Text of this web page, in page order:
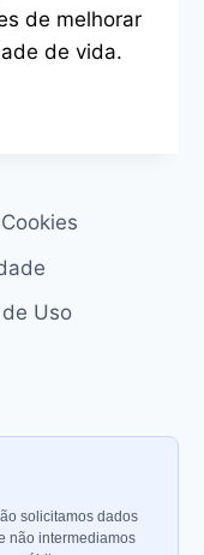
de melhorar
de vida.
Uso
solicitamos dados
não intermediamos